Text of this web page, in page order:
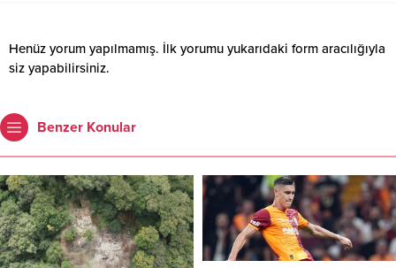
Henüz yorum yapılmamış. İlk yorumu yukarıdaki form aracılığıyla
siz yapabilirsiniz.
Benzer Konular